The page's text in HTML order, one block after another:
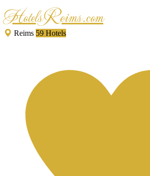
HotelsReims.com
Reims 59 Hotels